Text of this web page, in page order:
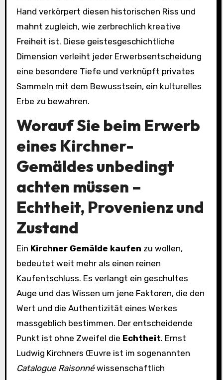
Hand verkörpert diesen historischen Riss und
mahnt zugleich, wie zerbrechlich kreative
Freiheit ist. Diese geistesgeschichtliche
Dimension verleiht jeder Erwerbsentscheidung
eine besondere Tiefe und verknüpft privates
Sammeln mit dem Bewusstsein, ein kulturelles
Erbe zu bewahren.
Worauf Sie beim Erwerb
eines Kirchner-
Gemäldes unbedingt
achten müssen –
Echtheit, Provenienz und
Zustand
Ein Kirchner Gemälde kaufen zu wollen,
bedeutet weit mehr als einen reinen
Kaufentschluss. Es verlangt ein geschultes
Auge und das Wissen um jene Faktoren, die den
Wert und die Authentizität eines Werkes
massgeblich bestimmen. Der entscheidende
Punkt ist ohne Zweifel die Echtheit. Ernst
Ludwig Kirchners Œuvre ist im sogenannten
Catalogue Raisonnéwissenschaftlich